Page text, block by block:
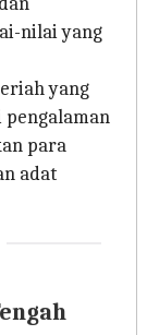
nilai yang
yang
para
adat